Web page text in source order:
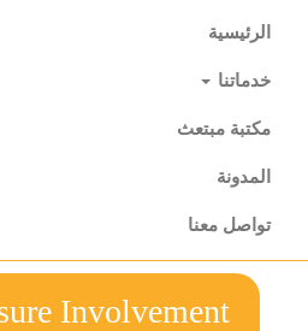
الرئيسية
خدماتنا
مكتبة مبتعث
المدونة
تواصل معنا
Involvement